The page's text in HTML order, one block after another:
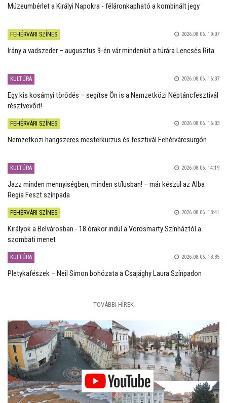
Múzeumbérlet a Királyi Napokra - féláronkapható a kombinált jegy
FEHÉRVÁRI SZÍNES 2026.08.06. 19:07
Irány a vadszeder – augusztus 9-én vár mindenkit a túrára Lencsés Rita
KULTÚRA 2026.08.06. 16:37
Egy kis kosárnyi törődés – segítse Ön is a Nemzetközi Néptáncfesztivál
résztvevőit!
FEHÉRVÁRI SZÍNES 2026.08.06. 16:03
Nemzetközi hangszeres mesterkurzus és fesztivál Fehérvárcsurgón
KULTÚRA 2026.08.06. 14:19
Jazz minden mennyiségben, minden stílusban! – már készül az Alba
Regia Feszt színpada
FEHÉRVÁRI SZÍNES 2026.08.06. 13:41
Királyok a Belvárosban - 18 órakor indul a Vörösmarty Színháztól a
szombati menet
KULTÚRA 2026.08.06. 13:35
Pletykafészek – Neil Simon bohózata a Csajághy Laura Színpadon
TOVÁBBI HÍREK